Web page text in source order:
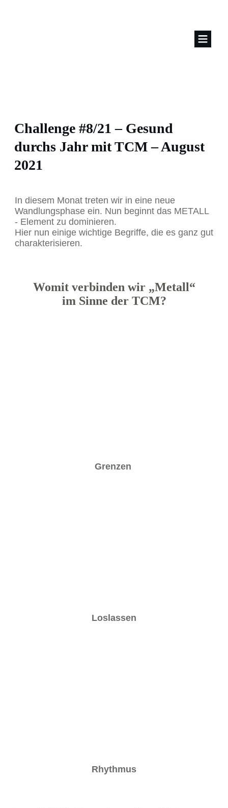
Challenge #8/21 – Gesund
durchs Jahr mit TCM – August
2021
In diesem Monat treten wir in eine neue
Wandlungsphase ein. Nun beginnt das METALL
- Element zu dominieren.
Hier nun einige wichtige Begriffe, die es ganz gut
charakterisieren.
Womit verbinden wir „Metall“
im Sinne der TCM?
Grenzen
Loslassen
Rhythmus